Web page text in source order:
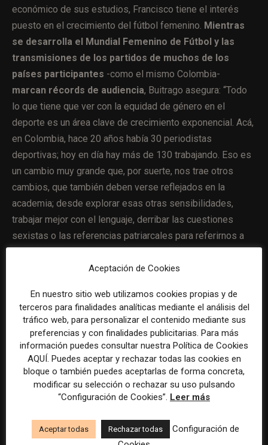
económico de sus estudios, Francisco tiene el interés
puesto en el crecimiento del fútbol femenino. Mientras
se desarrolla el Mundial Femenino de Fútbol y las
transmisiones de los partidos de muchos de los
países participantes -como el mismo Colombia-
marcan récords de audiencia, Buitrago asegura: “Todo
lo que tiene que ver con la equidad de género en el
deporte es un área clave de crecimiento exponencial. Acá,
en Colombia, hace 20 años había 30 periodistas
deportivas; hoy en día hay más de 130 trabajando. Eso es
un cambio muy grande que, por suerte, nos trae otros
cambios, que también deben verse reflejados en la
academia; desde explorar esas otras sensibilidades,
trabajar mejor con el lenguaje, derribar las cuestiones
sexistas o las referencias patriarcales para referirnos a
contribuyendo a que haya una equidad mucho mayor y
eso.”
Artículo anterior
La UTECA, la AMI y la AERC
lanzan una campaña conjunta
periodismo en la lucha contra
los bulos
El sector de los medios en
España ha perdido un 11% de
Aceptación de Cookies
En nuestro sitio web utilizamos cookies propias y de
terceros para finalidades analíticas mediante el análisis del
tráfico web, para personalizar el contenido mediante sus
preferencias y con finalidades publicitarias. Para más
información puedes consultar nuestra Política de Cookies
AQUÍ. Puedes aceptar y rechazar todas las cookies en
bloque o también puedes aceptarlas de forma concreta,
modificar su selección o rechazar su uso pulsando
“Configuración de Cookies”. Leer más
Aceptar todas Rechazar todas
Configuración de